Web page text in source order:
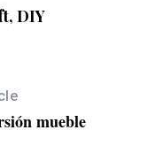
DIY
mueble